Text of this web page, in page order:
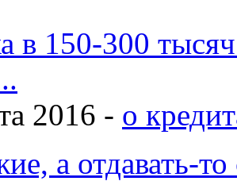
в 150-300
2016 - о
а отдавать-